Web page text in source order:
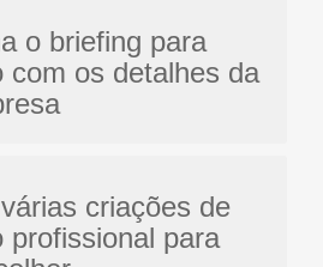
o briefing para
com os detalhes da
criações de
profissional para